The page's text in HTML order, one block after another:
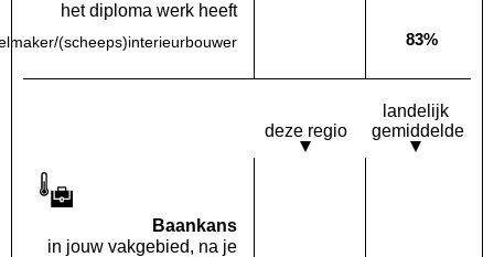
het diploma werk heeft
(scheeps)interieurbouwer Deze opleiding:
Geen waarde bekendLandelijk
83%
deze regio
landelijk
gemiddelde
Baankans
in jouw vakgebied, na je